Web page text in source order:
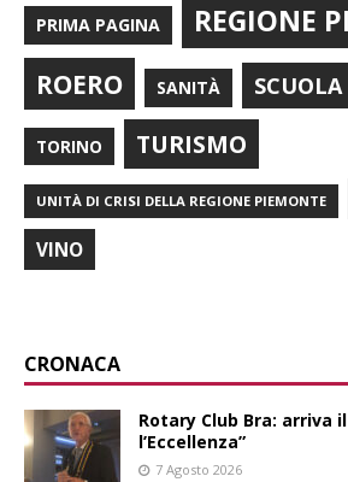
PRIMA PAGINA REGIONE
ROERO SANITÀ SCUOLA
TORINO TURISMO
UNITÀ DI CRISI DELLA REGIONE PIEMONTE
VINO
CRONACA
Rotary Club Bra: arriva
l’Eccellenza”
7 Agosto 2026